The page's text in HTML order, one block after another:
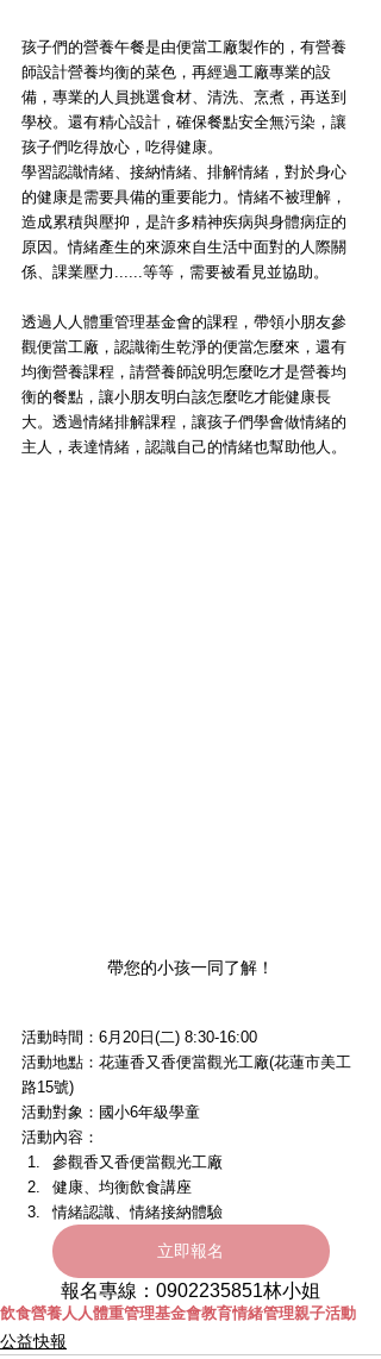
孩子們的營養午餐是由便當工廠製作的，有營養
師設計營養均衡的菜色，再經過工廠專業的設
備，專業的人員挑選食材、清洗、烹煮，再送到
學校。還有精心設計，確保餐點安全無污染，讓
孩子們吃得放心，吃得健康。
學習認識情緒、接納情緒、排解情緒，對於身心
的健康是需要具備的重要能力。情緒不被理解，
造成累積與壓抑，是許多精神疾病與身體病症的
原因。情緒產生的來源來自生活中面對的人際關
係、課業壓力......等等，需要被看見並協助。
透過人人體重管理基金會的課程，帶領小朋友參
觀便當工廠，認識衛生乾淨的便當怎麼來，還有
均衡營養課程，請營養師說明怎麼吃才是營養均
衡的餐點，讓小朋友明白該怎麼吃才能健康長
大。透過情緒排解課程，讓孩子們學會做情緒的
主人，表達情緒，認識自己的情緒也幫助他人。
帶您的小孩一同了解！
活動時間：6月20日(二) 8:30-16:00
活動地點：花蓮香又香便當觀光工廠(花蓮市美工
路15號)
活動對象：國小6年級學童
活動內容：
參觀香又香便當觀光工廠
健康、均衡飲食講座
情緒認識、情緒接納體驗
立即報名
報名專線：0902235851林小姐
飲食營養 人人體重管理基金會教育情緒管理親子活動
公益快報